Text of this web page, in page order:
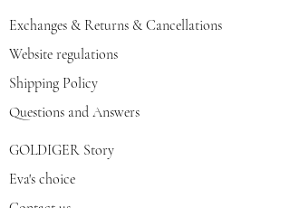
Exchanges & Returns & Cancellations
Website regulations
Shipping Policy
Questions and Answers
GOLDIGER Story
Eva's choice